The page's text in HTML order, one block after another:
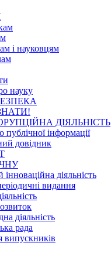
і науковцям
науку
ДІЯЛЬНІСТЬ
публічної інформації
довідник
ЧНУ
інноваційна діяльність
видання
діяльність
рада
випускників